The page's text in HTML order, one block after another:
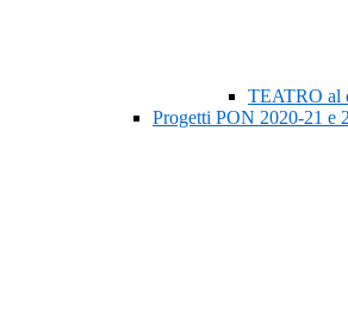
TEATRO al
Progetti PON 2020-21 e